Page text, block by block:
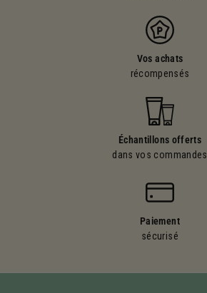
Vos achats
récompensés
Échantillons offerts
dans vos commandes
Paiement
sécurisé